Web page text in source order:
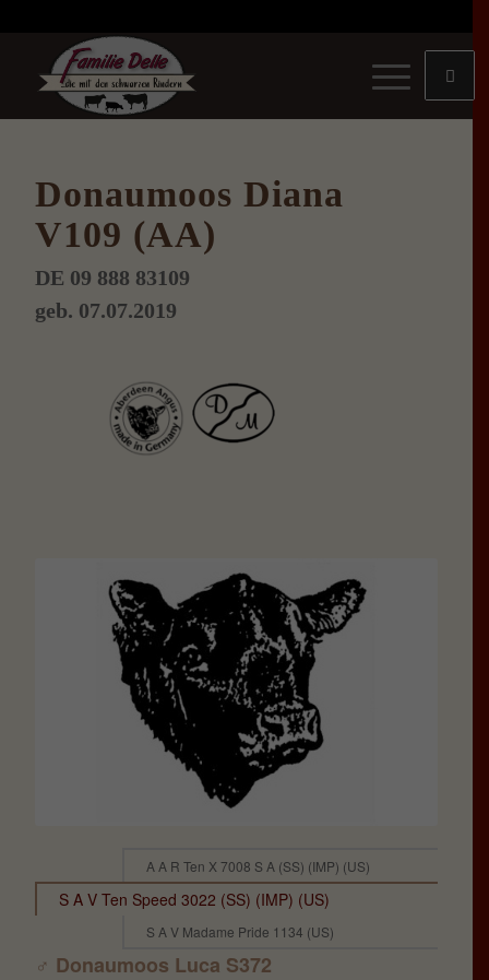
Donaumoos Diana
V109 (AA)
DE 09 888 83109
geb. 07.07.2019
A A R Ten X 7008 S A (SS) (IMP) (US)
S A V Ten Speed 3022 (SS) (IMP) (US)
S A V Madame Pride 1134 (US)
♂ Donaumoos Luca S372